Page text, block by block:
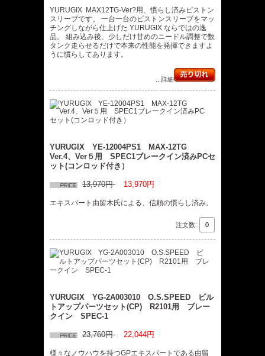
YURUGIX MAX12TG-Ver?用、慣らし済みピストン
スリーブです。 一台一台のピストンスリーブをマッ
チングしながら仕上げた YURUGIX ならではの逸
品。 組み込み後、少しだけ甘めのニードル調整で数
タンク走らせるだけで本来の性能を発揮できますよ
うに慣らしてあります。
...詳細
YURUGIX YE-12004PS1 MAX-12TG
Ver.4、Ver５用 SPEC1ブレークイン済みPCセ
ット(コンロッド付き）
13,970円 13,970円
エキスパート由留木氏による、信頼の慣らし済み。
注文数:
YURUGIX YG-2A003010 O.S.SPEED ビル
トアップパーツセット(CP) R2101用 ブレー
クイン SPEC-1
23,760円 22,044円
様々なノウハウを持つGPエキスパートである由留